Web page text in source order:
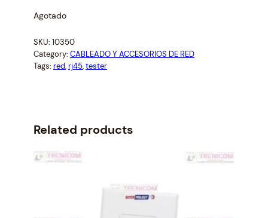
i
i
n
a
i
e
w
n
t
Agotado
SKU: 10350
Category: CABLEADO Y ACCESORIOS DE RED
Tags: red, rj45, tester
Related products